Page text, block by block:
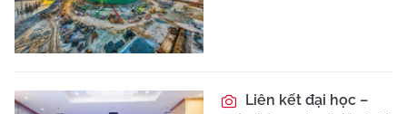
Liên kết đại học –